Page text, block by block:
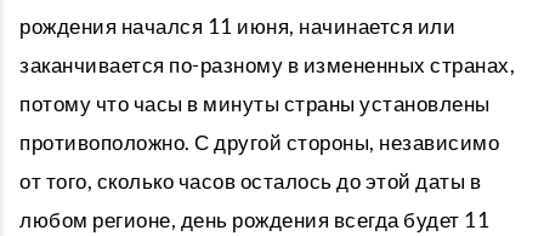
рождения начался 11 июня, начинается или
заканчивается по-разному в измененных странах,
потому что часы в минуты страны установлены
противоположно. С другой стороны, независимо
от того, сколько часов осталось до этой даты в
любом регионе, день рождения всегда будет 11